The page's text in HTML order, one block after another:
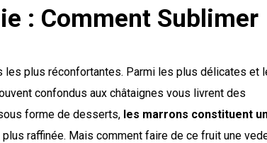
: Comment Sublimer
les plus réconfortantes. Parmi les plus délicates et
confondus aux châtaignes vous livrent des
forme de desserts, les marrons constituent
raffinée. Mais comment faire de ce fruit une